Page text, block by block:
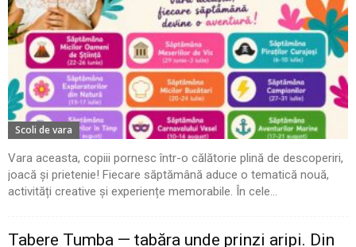
Scoli de vara
Vara aceasta, copiii pornesc într-o călătorie plină de descoperiri,
joacă și prietenie! Fiecare săptămână aduce o tematică nouă,
activități creative și experiențe memorabile. În cele...
Tabere Tumba — tabăra unde prinzi aripi. Din